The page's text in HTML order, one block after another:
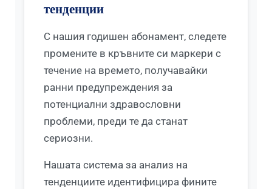
тенденции
С нашия годишен абонамент, следете
промените в кръвните си маркери с
течение на времето, получавайки
ранни предупреждения за
потенциални здравословни
проблеми, преди те да станат
сериозни.
Нашата система за анализ на
тенденциите идентифицира фините